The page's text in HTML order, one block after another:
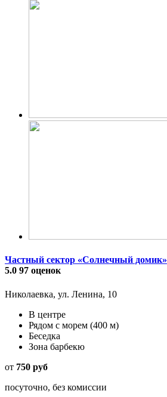
Частный сектор «Солнечный домик»
5.0 97 оценок
Николаевка, ул. Ленина, 10
В центре
Рядом с морем (400 м)
Беседка
Зона барбекю
от 750 руб
посуточно, без комиссии